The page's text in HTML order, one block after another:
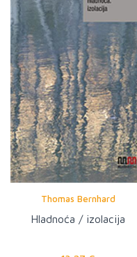
Thomas Bernhard
Hladnoća / izolacija